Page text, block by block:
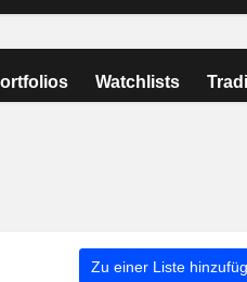
Watchlists
Zu einer Liste